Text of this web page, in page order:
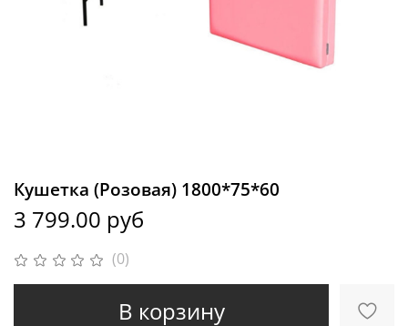
(0)
Кушетка (Розовая) 1800*75*60
3 799.00 руб
В корзину